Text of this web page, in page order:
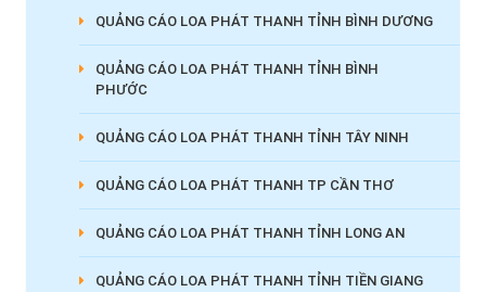
QUẢNG CÁO LOA PHÁT THANH TỈNH BÌNH DƯƠNG
QUẢNG CÁO LOA PHÁT THANH TỈNH BÌNH
PHƯỚC
QUẢNG CÁO LOA PHÁT THANH TỈNH TÂY NINH
QUẢNG CÁO LOA PHÁT THANH TP CẦN THƠ
QUẢNG CÁO LOA PHÁT THANH TỈNH LONG AN
QUẢNG CÁO LOA PHÁT THANH TỈNH TIỀN GIANG